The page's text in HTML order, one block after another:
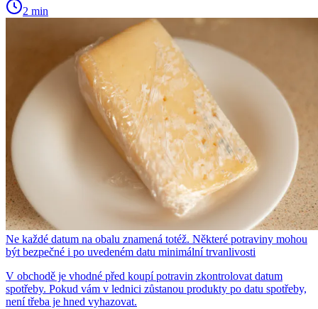
2 min
Ne každé datum na obalu znamená totéž. Některé potraviny mohou
být bezpečné i po uvedeném datu minimální trvanlivosti
V obchodě je vhodné před koupí potravin zkontrolovat datum
spotřeby. Pokud vám v lednici zůstanou produkty po datu spotřeby,
není třeba je hned vyhazovat.